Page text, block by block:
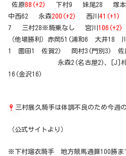
佐原88(+2)
下村9 妹尾28 塚本
中西62 永森200(+2) 西川 41(+1)
7 三村28※騎乗なし 宮川 106(+2)
（他場勝利）赤岡51(浦和6 大井
1 園田1 佐賀2) 岡村3(門別3) 佐
永森2(名古屋2)、[J]札幌
16(金沢16)
三村展久騎手は体調不良のため今週
（公式サイトより）
※下村瑠衣騎手 地方競馬通算100勝ま